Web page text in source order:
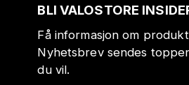
BLI VALOSTORE
Få informasjon om
Nyhetsbrev sendes
du vil.